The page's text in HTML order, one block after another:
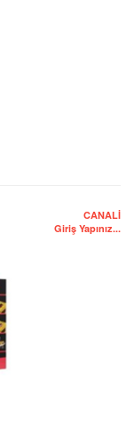
CANALİ
Giriş Yapınız...